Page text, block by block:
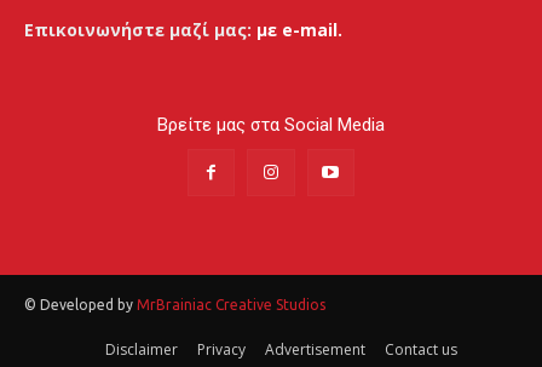
Επικοινωνήστε μαζί μας: με e-mail.
Βρείτε μας στα Social Media
© Developed by MrBrainiac Creative Studios
Disclaimer Privacy Advertisement Contact us